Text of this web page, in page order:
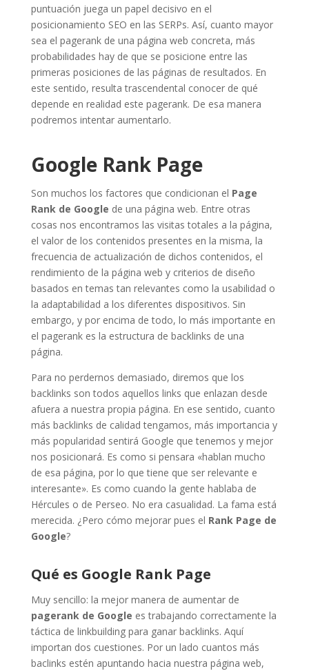
puntuación juega un papel decisivo en el
posicionamiento SEO en las SERPs. Así, cuanto mayor
sea el pagerank de una página web concreta, más
probabilidades hay de que se posicione entre las
primeras posiciones de las páginas de resultados. En
este sentido, resulta trascendental conocer de qué
depende en realidad este pagerank. De esa manera
podremos intentar aumentarlo.
Google Rank Page
Son muchos los factores que condicionan el Page
Rank de Google de una página web. Entre otras
cosas nos encontramos las visitas totales a la página,
el valor de los contenidos presentes en la misma, la
frecuencia de actualización de dichos contenidos, el
rendimiento de la página web y criterios de diseño
basados en temas tan relevantes como la usabilidad o
la adaptabilidad a los diferentes dispositivos. Sin
embargo, y por encima de todo, lo más importante en
el pagerank es la estructura de backlinks de una
página.
Para no perdernos demasiado, diremos que los
backlinks son todos aquellos links que enlazan desde
afuera a nuestra propia página. En ese sentido, cuanto
más backlinks de calidad tengamos, más importancia y
más popularidad sentirá Google que tenemos y mejor
nos posicionará. Es como si pensara «hablan mucho
de esa página, por lo que tiene que ser relevante e
interesante». Es como cuando la gente hablaba de
Hércules o de Perseo. No era casualidad. La fama está
merecida. ¿Pero cómo mejorar pues el Rank Page de
Google?
Qué es Google Rank Page
Muy sencillo: la mejor manera de aumentar de
pagerank de Google es trabajando correctamente la
táctica de linkbuilding para ganar backlinks. Aquí
importan dos cuestiones. Por un lado cuantos más
baclinks estén apuntando hacia nuestra página web,